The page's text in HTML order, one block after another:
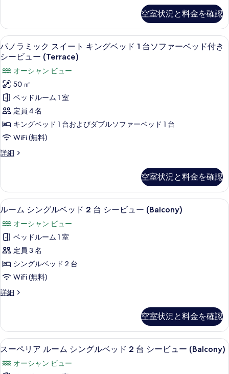
ビ
ュ
ー
の
す
べ
て
の
写
真
を
示
す
る
テ
ン
ビ
ュ
ー
の
詳
細
ム
シ
ー
ビ
ュ
ー
の
す
べ
て
の
を
表
示
す
る
1
ベ
ッ
ド
ル
ー
ム
シ
ー
ビ
ー
の
細
空室状況と料金を確認
パ
ノ
ラ
ミ
ッ
ク
ス
イ
ー
ン
グ
ベ
ッ
ド
1
台
ソ
フ
ベ
ッ
ド
パノラミック スイート キングベッ
6
パノラミック スイート キングベッド 1 台ソファーベッド付き
シービュー (Terrace)
オーシャン ビュー
50 ㎡
ベッドルーム 1 室
定員 4 名
キングベッド 1 台およびダブルソファーベッド 1 台
WiFi (無料)
詳細
パ
ッ
ク
ス
ー
ト
ン
グ
ベ
ッ
ド
フ
ァ
ー
ベ
ッ
空室状況と料金を確認
ル
ム
シ
ン
グ
ル
ベ
ド
2
台
シ
ルーム シングルベッド 2 台 シービ
7
ルーム シングルベッド 2 台 シービュー (Balcony)
オーシャン ビュー
ベッドルーム 1 室
定員 3 名
シングルベッド 2 台
WiFi (無料)
詳細
ル
ン
グ
ル
ッ
空室状況と料金を確認
ス
ペ
高級寝具、セーフティボックス (室
6
スーペリア ルーム シングルベッド 2 台 シービュー (Balcony)
オーシャン ビュー